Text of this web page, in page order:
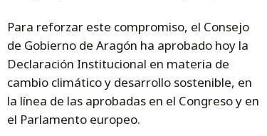
Para reforzar este compromiso, el Consejo
de Gobierno de Aragón ha aprobado hoy la
Declaración Institucional en materia de
cambio climático y desarrollo sostenible, en
la línea de las aprobadas en el Congreso y en
el Parlamento europeo.